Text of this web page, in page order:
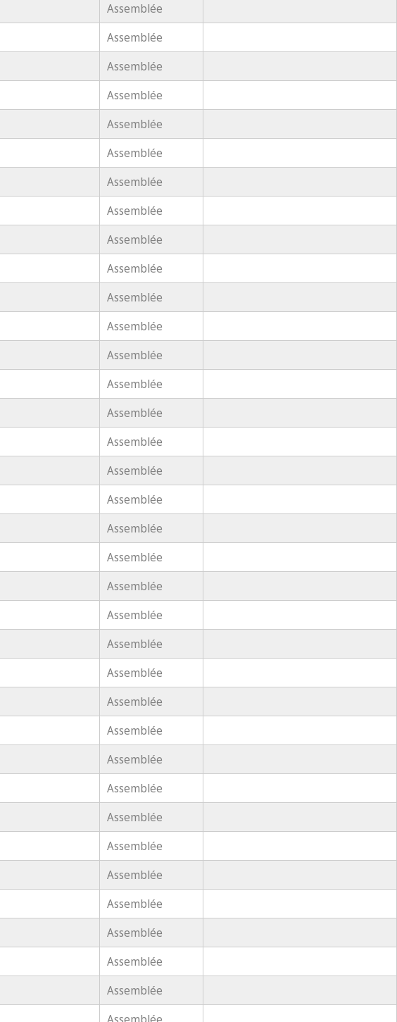
Assemblée
Assemblée
Assemblée
Assemblée
Assemblée
Assemblée
Assemblée
Assemblée
Assemblée
Assemblée
Assemblée
Assemblée
Assemblée
Assemblée
Assemblée
Assemblée
Assemblée
Assemblée
Assemblée
Assemblée
Assemblée
Assemblée
Assemblée
Assemblée
Assemblée
Assemblée
Assemblée
Assemblée
Assemblée
Assemblée
Assemblée
Assemblée
Assemblée
Assemblée
Assemblée